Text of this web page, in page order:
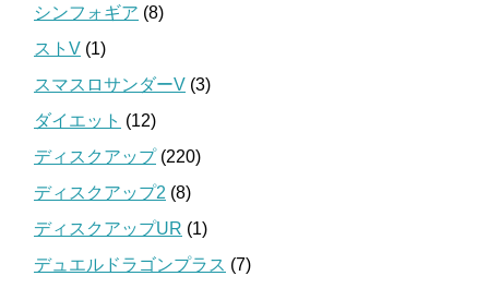
シンフォギア (8)
ストV (1)
スマスロサンダーV (3)
ダイエット (12)
ディスクアップ(220)
ディスクアップ2 (8)
ディスクアップUR (1)
デュエルドラゴンプラス (7)